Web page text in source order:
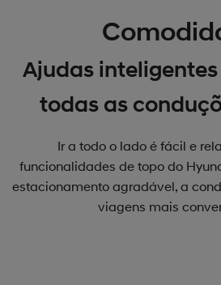
Ajudas
todas as
Ir a todo o lado é fácil e
funcionalidades de topo do
estacionamento agradável, a
viagens mais